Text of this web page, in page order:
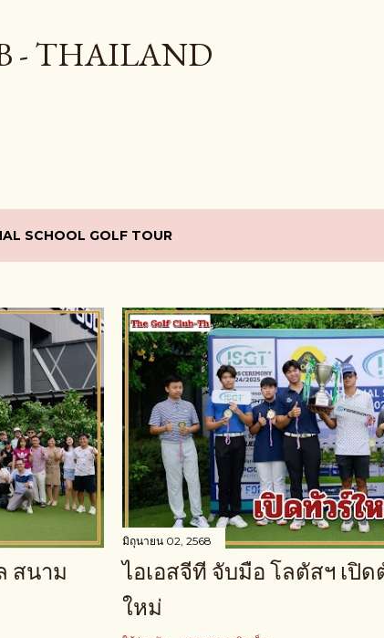
- THAILAND
SCHOOL GOLF TOUR
สนาม
มิถุนายน 02, 2568
ไอเอสจีที จับมือ โลตัสฯ เปิ
ใหม่